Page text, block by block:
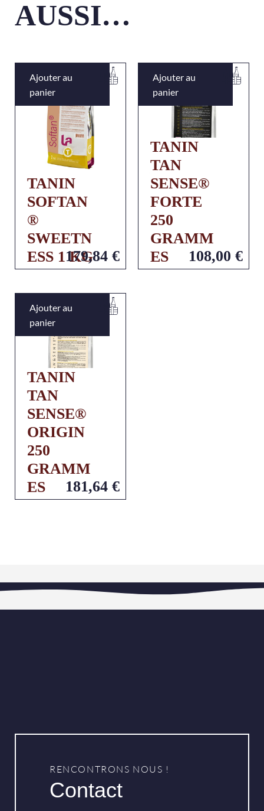
AUSSI…
TANIN
SOFTAN
®
SWEETN
ESS 1 KG
179,84 €
Ajouter au
panier
TANIN
TAN
SENSE®
FORTE
250
GRAMM
ES
108,00 €
Ajouter au
panier
TANIN
TAN
SENSE®
ORIGIN
250
GRAMM
ES
181,64 €
Ajouter au
panier
RENCONTRONS NOUS !
Contact